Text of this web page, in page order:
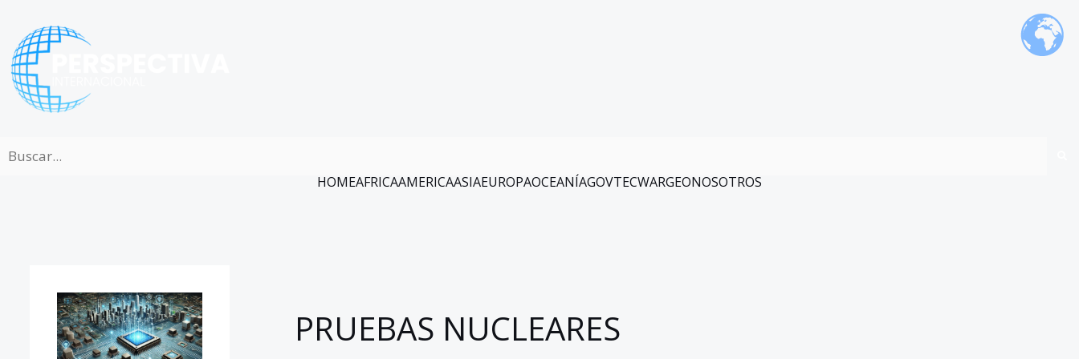
contenido
HOMEAFRICAAMERICAASIAEUROPAOCEANÍAGOVTECWARGEONOSOTROS
PRUEBAS NUCLEARES